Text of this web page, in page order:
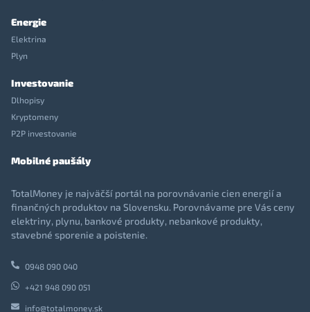
Energie
Elektrina
Plyn
Investovanie
Dlhopisy
Kryptomeny
P2P investovanie
Mobilné paušály
TotalMoney je najväčší portál na porovnávanie cien energií a
finančných produktov na Slovensku. Porovnávame pre Vás ceny
elektriny, plynu, bankové produkty, nebankové produkty,
stavebné sporenie a poistenie.
0948 090 040
+421 948 090 051
info@totalmoney.sk